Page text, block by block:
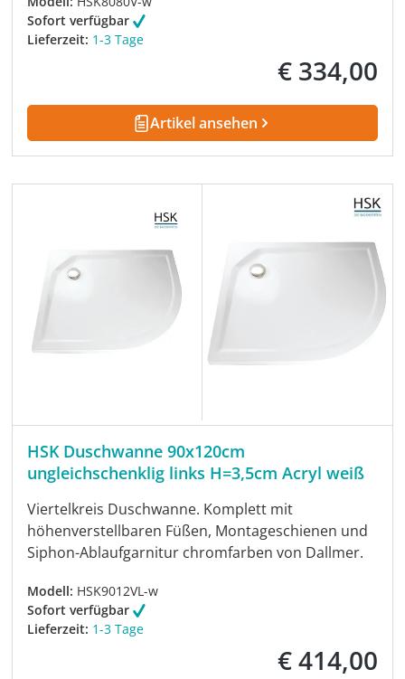
Sofort verfügbar
Lieferzeit: 1-3 Tage
Regulärer Preis:
€ 334,00
Artikel ansehen
HSK Duschwanne 90x120cm
ungleichschenklig links H=3,5cm Acryl weiß
Viertelkreis Duschwanne. Komplett mit
höhenverstellbaren Füßen, Montageschienen und
Siphon-Ablaufgarnitur chromfarben von Dallmer.
Modell: HSK9012VL-w
Sofort verfügbar
Lieferzeit: 1-3 Tage
Regulärer Preis:
€ 414,00